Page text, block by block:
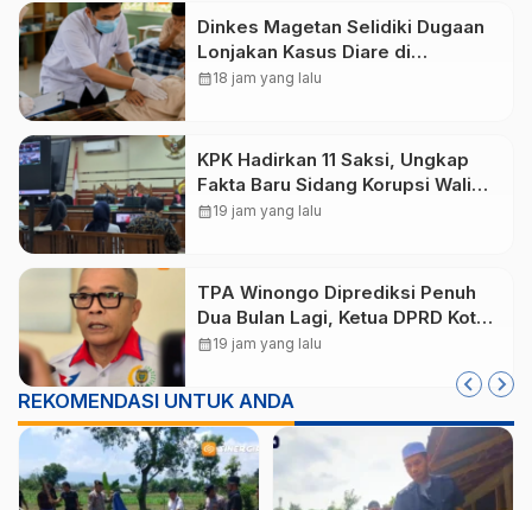
Dinkes Magetan Selidiki Dugaan
Lonjakan Kasus Diare di
Lembeyan, Lakukan Penyelidikan
calendar_month18 jam yang lalu
KPK Hadirkan 11 Saksi, Ungkap
Fakta Baru Sidang Korupsi Wali
Kota Madiun Nonaktif Maidi
calendar_month19 jam yang lalu
TPA Winongo Diprediksi Penuh
Dua Bulan Lagi, Ketua DPRD Kota
Madiun Desak Pemkot Percepat
calendar_month19 jam yang lalu
REKOMENDASI UNTUK ANDA